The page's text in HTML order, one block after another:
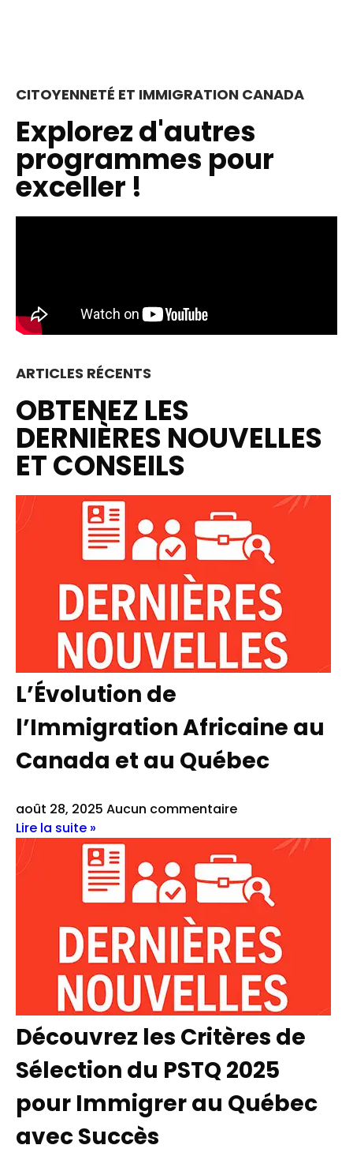
CITOYENNETÉ ET IMMIGRATION CANADA
Explorez d'autres
programmes pour
exceller !
ARTICLES RÉCENTS
OBTENEZ LES
DERNIÈRES NOUVELLES
ET CONSEILS
L’Évolution de
l’Immigration Africaine au
Canada et au Québec
août 28, 2025 Aucun commentaire
Lire la suite »
Découvrez les Critères de
Sélection du PSTQ 2025
pour Immigrer au Québec
avec Succès